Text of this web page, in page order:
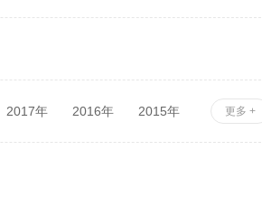
更多 +
2017年 2016年
2015年